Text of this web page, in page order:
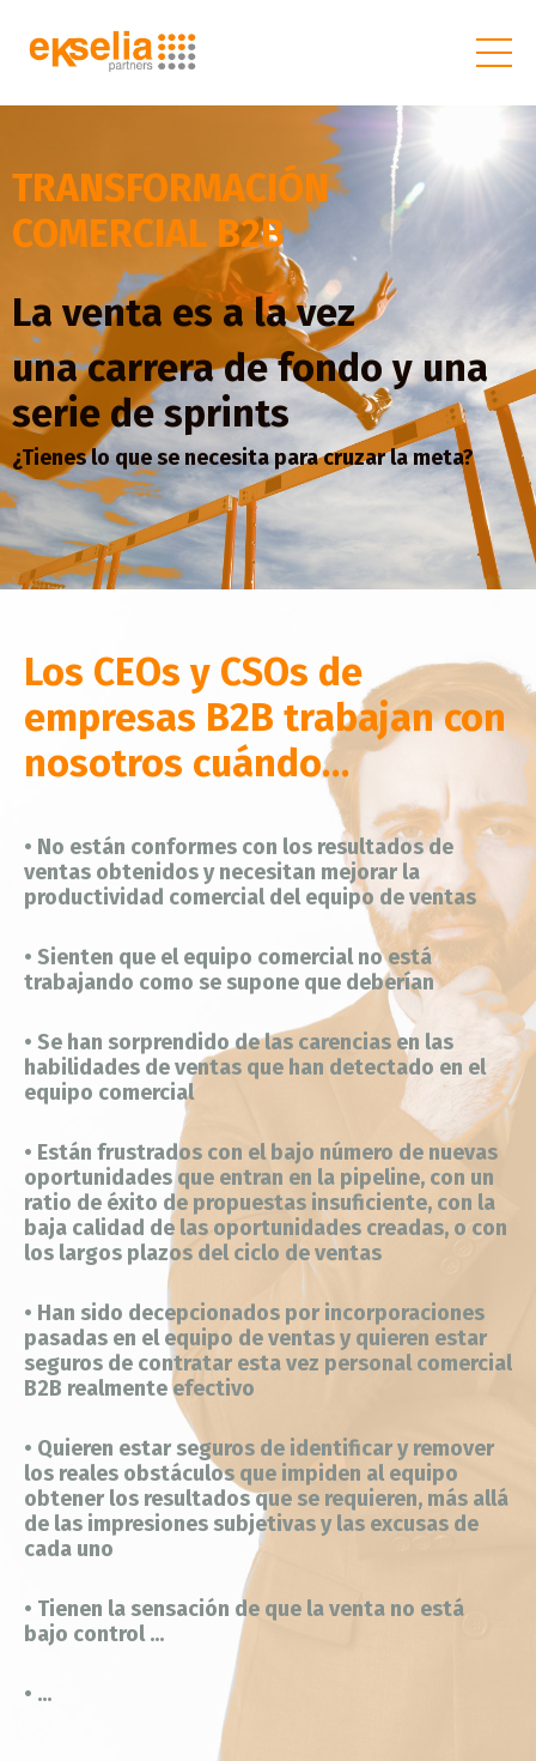
TRANSFORMACIÓN
COMERCIAL B2B
La venta es a la vez
una carrera de fondo y una
serie de sprints
¿Tienes lo que se necesita para cruzar la meta?
Los CEOs y CSOs de
empresas B2B trabajan con
nosotros cuándo…
• No están conformes con los resultados de
ventas obtenidos y necesitan mejorar la
productividad comercial del equipo de ventas
• Sienten que el equipo comercial no está
trabajando como se supone que deberían
• Se han sorprendido de las carencias en las
habilidades de ventas que han detectado en el
equipo comercial
• Están frustrados con el bajo número de nuevas
oportunidades que entran en la pipeline, con un
ratio de éxito de propuestas insuficiente, con la
baja calidad de las oportunidades creadas, o con
los largos plazos del ciclo de ventas
• Han sido decepcionados por incorporaciones
pasadas en el equipo de ventas y quieren estar
seguros de contratar esta vez personal comercial
B2B realmente efectivo
• Quieren estar seguros de identificar y remover
los reales obstáculos que impiden al equipo
obtener los resultados que se requieren, más allá
de las impresiones subjetivas y las excusas de
cada uno
• Tienen la sensación de que la venta no está
bajo control ...
• ...